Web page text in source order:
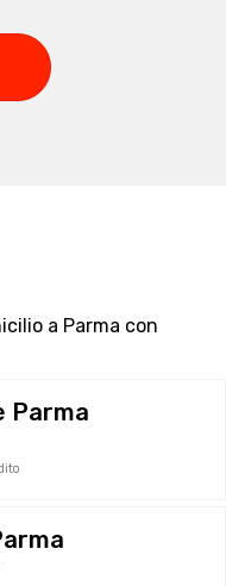
a Parma con
Parma